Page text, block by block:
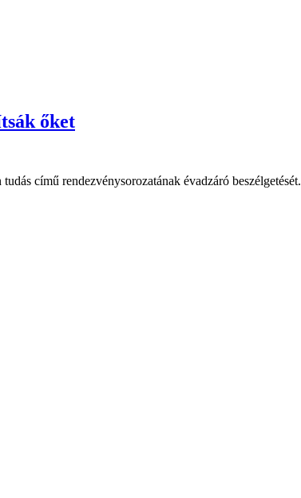
őket
című rendezvénysorozatának évadzáró beszélgetését.